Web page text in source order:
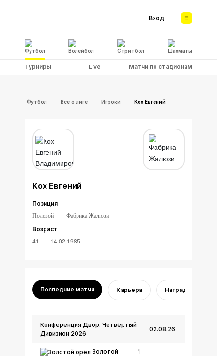
Футбол Волейбол Стритбол Шахматы
Вход
Турниры Live Матчи по стадионам
Футбол Все о лиге Игроки Кох Евгений
Кох Евгений
Позиция
Полевой Фабрика Жалюзи
Возраст
41 14.02.1985
Последние матчи Карьера Награды
02.08.26
Конференция Двор. Четвёртый
Дивизион 2026
Золотой
1